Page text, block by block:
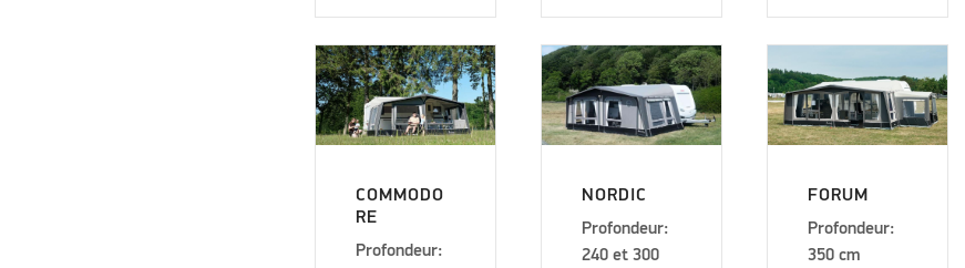
COMMODO
RE
Profondeur:
NORDIC
Profondeur:
240 et 300
FORUM
Profondeur:
350 cm